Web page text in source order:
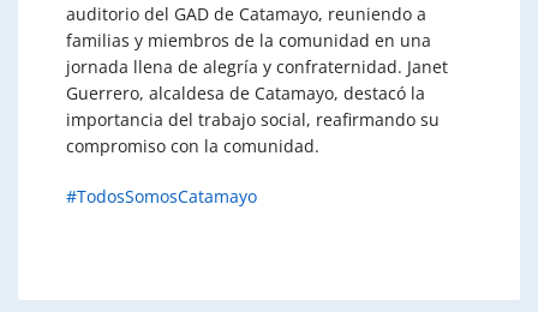
auditorio del GAD de Catamayo, reuniendo a
familias y miembros de la comunidad en una
jornada llena de alegría y confraternidad. Janet
Guerrero, alcaldesa de Catamayo, destacó la
importancia del trabajo social, reafirmando su
compromiso con la comunidad.
#TodosSomosCatamayo